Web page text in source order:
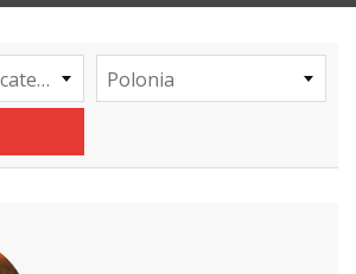
selecciona una categoría Polonia